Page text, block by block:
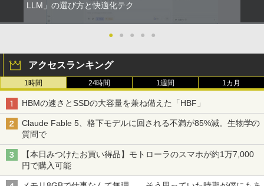
LLM」の選び方と快適化テク
● ● ● ● ●
アクセスランキング
1時間 24時間 1週間 1カ月
HBMの速さとSSDの大容量を兼ね備えた「HBF」
Claude Fable 5、格下モデルに回される不満が85%減。生物学の
質問で
【本日みつけたお買い得品】モトローラのスマホが約1万7,000
円で購入可能